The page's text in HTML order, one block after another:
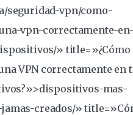
seguridad-vpn/como-
vpn-correctamente-en-
/» title=»¿Cómo
VPN correctamente en
mas-
creados/»